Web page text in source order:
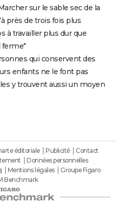
sur le sable sec de la
près de trois fois plus
à travailler plus dur que
ferme"
qui conservent des
enfants ne le font pas
y trouvent aussi un moyen
éditoriale Publicité
Contact
Données personnelles
Mentions légales
Groupe Figaro
Benchmark